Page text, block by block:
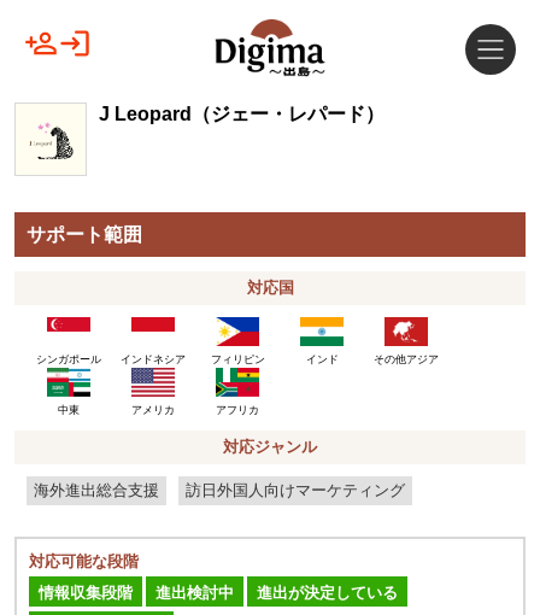
J Leopard（ジェー・レパード）
サポート範囲
対応国
シンガポール インドネシア フィリピン インド その他アジア
中東 アメリカ アフリカ
対応ジャンル
海外進出総合支援 訪日外国人向けマーケティング
対応可能な段階
情報収集段階
進出検討中
進出が決定している